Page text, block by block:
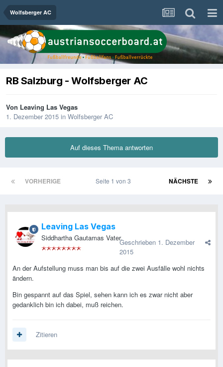
Wolfsberger AC
RB Salzburg - Wolfsberger AC
Von Leaving Las Vegas
1. Dezember 2015 in Wolfsberger AC
Auf dieses Thema antworten
VORHERIGE NÄCHSTE
Seite 1 von 3
Leaving Las Vegas
Siddhartha Gautamas Vater.Geschrieben 1. Dezember
2015
An der Aufstellung muss man bis auf die zwei Ausfälle wohl nichts
ändern.
Bin gespannt auf das Spiel, sehen kann ich es zwar nicht aber
gedanklich bin ich dabei, muß reichen.
Zitieren